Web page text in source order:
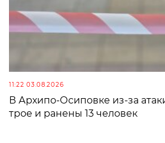
11:22 03.08.2026
В Архипо-Осиповке из-за
трое и ранены 13 человек